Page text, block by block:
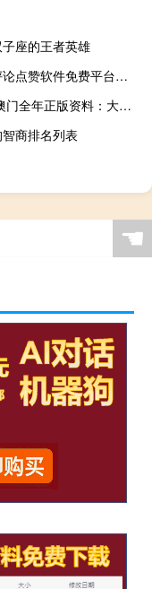
座的王者英雄
快手评论点赞软件免费平台南荷 快手怎么点赞(快手给自己评论点赞软件免费)
2024澳门全年正版资料：大师精选数据对比解释落实-2500.3D.A418
商排名列表
☚